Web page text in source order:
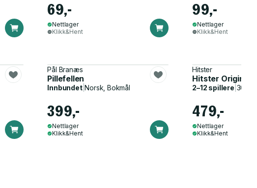
69,-
Nettlager
Klikk&Hent
99,-
Nettlager
Klikk&Hent
Pål Branæs
Pillefellen
Innbundet|Norsk, Bokmål
399,-
Nettlager
Klikk&Hent
Hitster
Hitster Original
2–12 spillere
479,-
Nettlager
Klikk&Hent